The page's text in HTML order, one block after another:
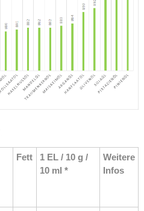
Fett
1 EL / 10 g /
10 ml *
Weitere
Infos